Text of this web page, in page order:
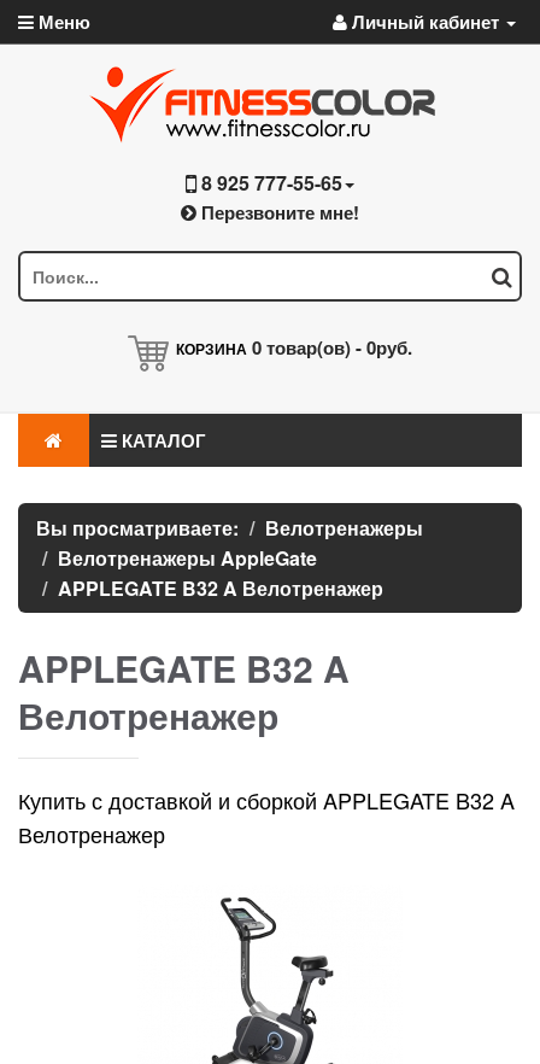
Меню Личный кабинет
8 925 777-55-65
Перезвоните мне!
КОРЗИНА 0товар(ов) -0руб.
КАТАЛОГ
Вы просматриваете:
Велотренажеры
Велотренажеры AppleGate
APPLEGATE B32 A Велотренажер
APPLEGATE B32 A
Велотренажер
Купить с доставкой и сборкой APPLEGATE B32 A
Велотренажер